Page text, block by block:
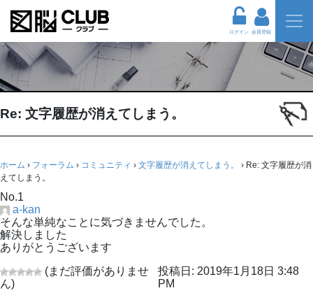
ログイン 会員登録
Re: 文字履歴が消えてしまう。
ホーム › フォーラム › コミュニティ › 文字履歴が消えてしまう。 › Re: 文字履歴が消
えてしまう。
No.1
a-kan
そんな単純なことに気づきませんでした。
解決しました
ありがとうございます
(まだ評価がありませ
ん)
投稿日: 2019年1月18日 3:48
PM